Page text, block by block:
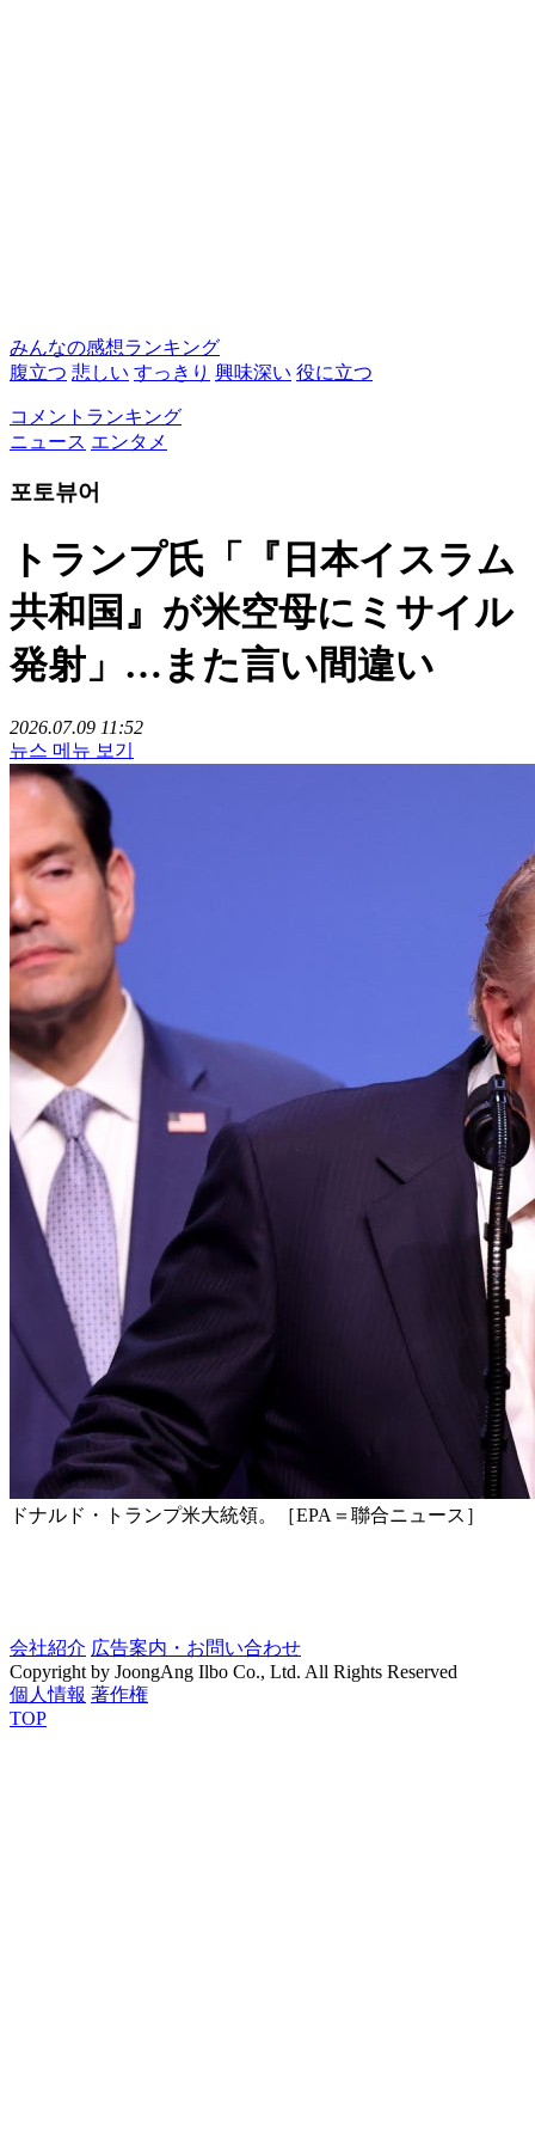
みんなの感想ランキング
腹立つ 悲しい すっきり 興味深い 役に立つ
コメントランキング
ニュース エンタメ
포토뷰어
トランプ氏「『日本イスラム
共和国』が米空母にミサイル
発射」…また言い間違い
2026.07.09 11:52
뉴스 메뉴 보기
ドナルド・トランプ米大統領。［EPA＝聯合ニュース］
会社紹介 広告案内・お問い合わせ
Copyright by JoongAng Ilbo Co., Ltd. All Rights Reserved
個人情報 著作権
TOP